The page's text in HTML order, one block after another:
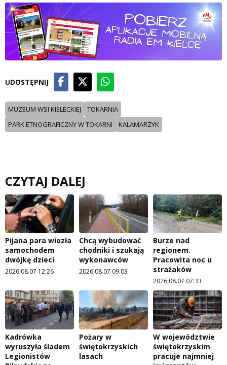
UDOSTĘPNIJ
MUZEUM WSI KIELECKIEJ
TOKARNIA
PARK ETNOGRAFICZNY W TOKARNI
KALAMARZYK
CZYTAJ DALEJ
Pijana para wiozła
samochodem
dwójkę dzieci
2026.08.07 12:26
Chcą wybudować
chodniki i szukają
wykonawców
2026.08.07 09:03
Burze nad
regionem.
Pracowita noc u
strażaków
2026.08.07 07:33
Kadrówka
wyruszyła śladem
Legionistów
Pożary w
świętokrzyskich
lasach
W województwie
świętokrzyskim
pracuje najmniej